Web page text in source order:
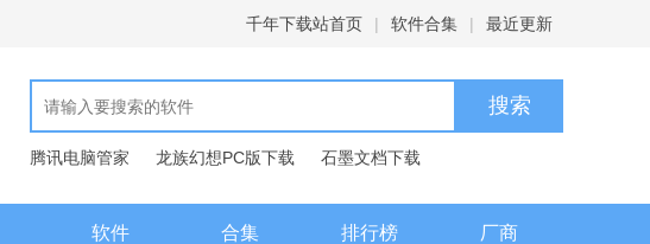
千年下载站首页 | 软件合集 | 最近更新
腾讯电脑管家 龙族幻想PC版下载
石墨文档下载
软件 合集 排行榜 厂商